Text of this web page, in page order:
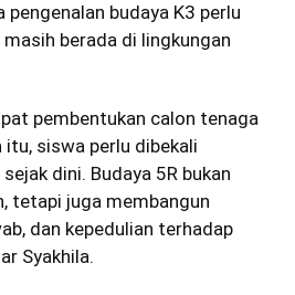
pengenalan budaya K3 perlu
berada di lingkungan
pembentukan calon tenaga
siswa perlu dibekali
dini. Budaya 5R bukan
tetapi juga membangun
dan kepedulian terhadap
Syakhila.